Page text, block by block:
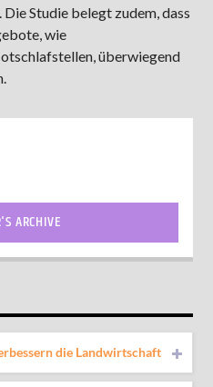
Studie belegt zudem, dass
wie
überwiegend
ARCHIVE
die Landwirtschaft